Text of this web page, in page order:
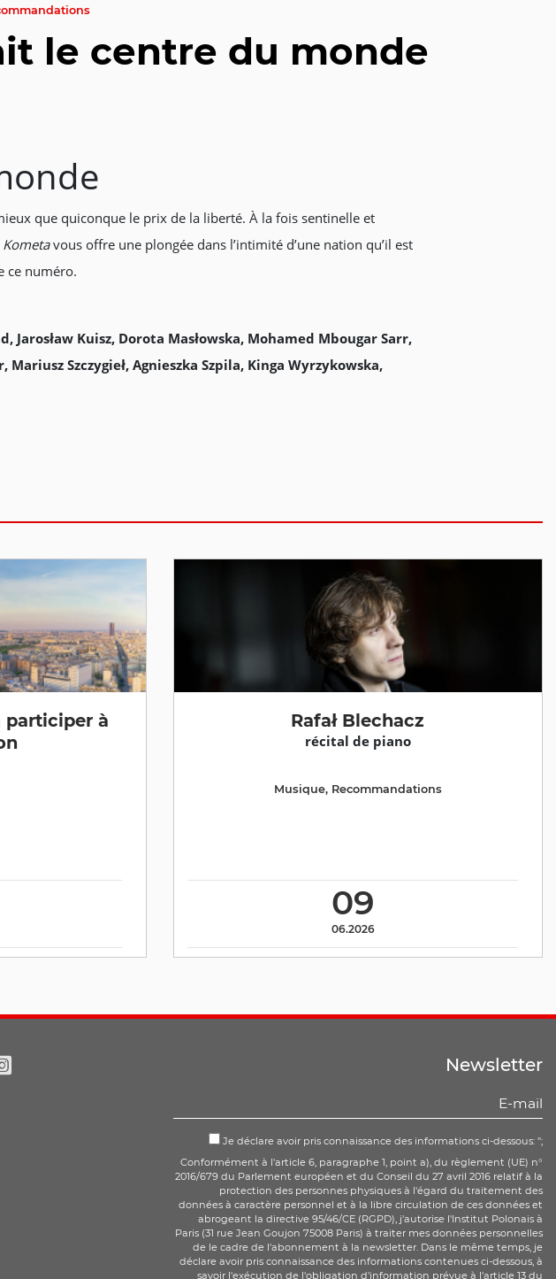
le centre du monde
que quiconque le prix de la liberté. À la fois sentinelle et
Kometavous offre une plongée dans l’intimité d’une nation qu’il est
ce numéro.
Kuisz, Dorota Masłowska, Mohamed Mbougar Sarr,
Szczygieł, Agnieszka Szpila, Kinga Wyrzykowska,
participer à
Rafał Blechacz
récital de piano
09
06.2026
Musique, Recommandations
Newsletter
Je déclare avoir pris connaissance des informations ci-dessous: ";
Conformément à l'article 6, paragraphe 1, point a), du règlement (UE) n°
2016/679 du Parlement européen et du Conseil du 27 avril 2016 relatif à la
protection des personnes physiques à l'égard du traitement des
données à caractère personnel et à la libre circulation de ces données et
abrogeant la directive 95/46/CE (RGPD), j'autorise l'Institut Polonais à
Paris (31 rue Jean Goujon 75008 Paris) à traiter mes données personnelles
de le cadre de l'abonnement à la newsletter. Dans le même temps, je
déclare avoir pris connaissance des informations contenues ci-dessous, à
savoir l'exécution de l'obligation d'information prévue à l'article 13 du